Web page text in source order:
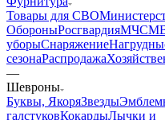
Товары для СВО
ОбороныРосгвардияМЧС
уборыСнаряжение
сезонаРаспродажа
—
Шевроны
Буквы, ЯкоряЗвезды
галстуковКокардыЛычки и